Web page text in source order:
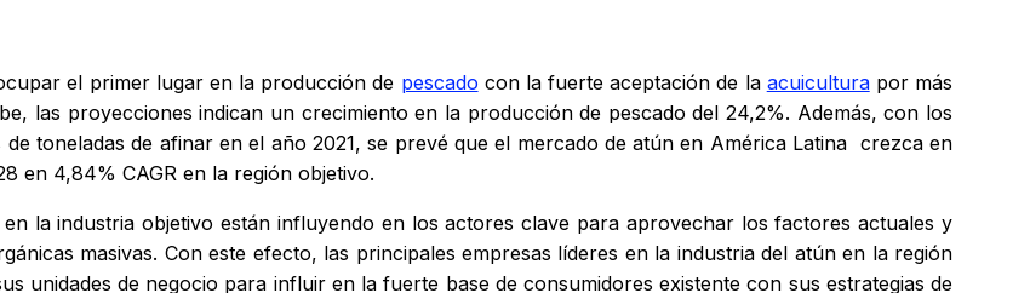
el primer lugar en la producción de pescado con la fuerte aceptación de la acuiculturapor más
las proyecciones indican un crecimiento en la producción de pescado del 24,2%. Además, con los
toneladas de afinar en el año 2021, se prevé que el mercado de atún en América Latina crezca en
en 4,84% CAGR en la región objetivo.
la industria objetivo están influyendo en los actores clave para aprovechar los factores actuales y
masivas. Con este efecto, las principales empresas líderes en la industria del atún en la región
unidades de negocio para influir en la fuerte base de consumidores existente con sus estrategias de